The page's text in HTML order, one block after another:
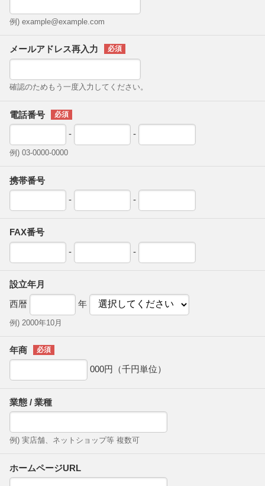
例) example@example.com
メールアドレス再入力
確認のためもう一度入力してください。
電話番号
-
-
例) 03-0000-0000
携帯番号
-
-
FAX番号
-
-
設立年月
西暦
年
例) 2000年10月
年商
000円（千円単位）
業態 / 業種
例) 実店舗、ネットショップ等 複数可
ホームページURL